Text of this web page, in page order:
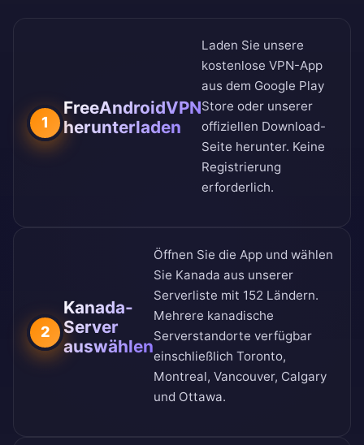
1
FreeAndroidVPN
herunterladen
Laden Sie unsere
kostenlose VPN-App
aus dem Google Play
Store oder unserer
offiziellen Download-
Seite herunter. Keine
Registrierung
erforderlich.
2
Kanada-
Server
auswählen
Öffnen Sie die App und wählen
Sie Kanada aus unserer
Serverliste mit 152 Ländern.
Mehrere kanadische
Serverstandorte verfügbar
einschließlich Toronto,
Montreal, Vancouver, Calgary
und Ottawa.